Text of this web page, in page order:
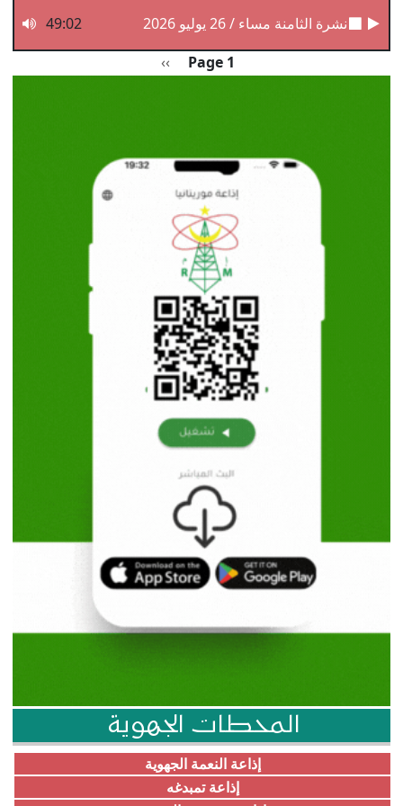
نشرة الثامنة مساء / 26 يوليو 2026
49:02
Page 1 الصفحة التالية
››
المحطات الجهوية
إذاعة النعمة الجهوية
إذاعة تمبدغه